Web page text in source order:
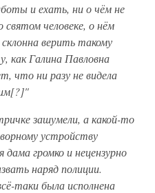
и ехать, ни о чём не
человеке, о нём
верить такому
как Галина Павловна
что ни разу не видела
зашумели, а какой-то
устройству
громко и нецензурно
наряд полиции.
таки была исполнена